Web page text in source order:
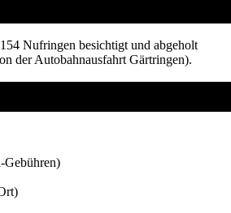
Nufringen besichtigt und abgeholt
der Autobahnausfahrt Gärtringen).
Gebühren)